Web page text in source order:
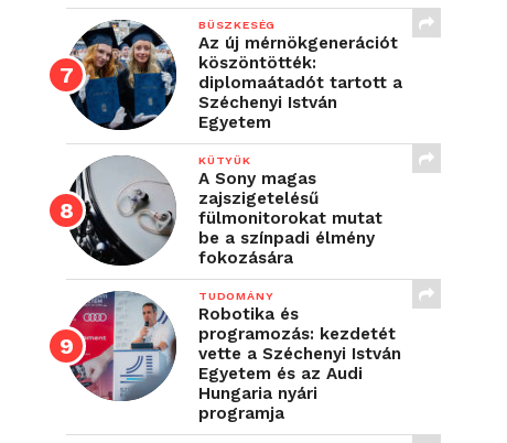
BÜSZKESÉG
Az új mérnökgenerációt
köszöntötték:
diplomaátadót tartott a
Széchenyi István
Egyetem
KÜTYÜK
A Sony magas
zajszigetelésű
fülmonitorokat mutat
be a színpadi élmény
fokozására
TUDOMÁNY
Robotika és
programozás: kezdetét
vette a Széchenyi István
Egyetem és az Audi
Hungaria nyári
programja